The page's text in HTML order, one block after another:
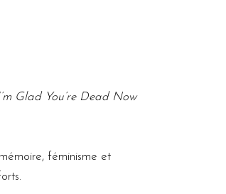
Glad You’re Dead Now
féminisme et